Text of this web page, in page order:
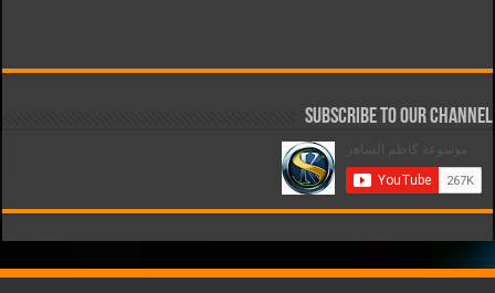
Subscribe to our Channel